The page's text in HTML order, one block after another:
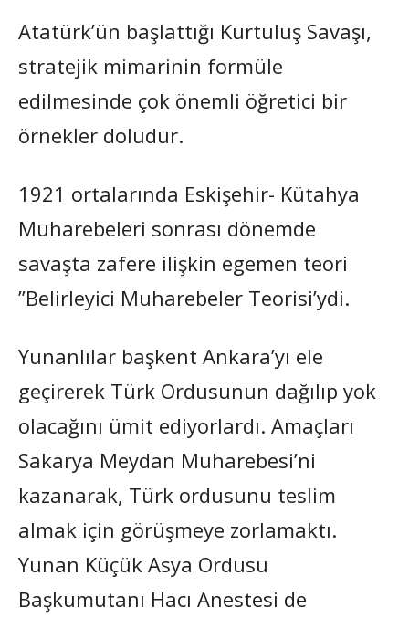
Atatürk’ün başlattığı Kurtuluş Savaşı,
stratejik mimarinin formüle
edilmesinde çok önemli öğretici bir
örnekler doludur.
1921 ortalarında Eskişehir- Kütahya
Muharebeleri sonrası dönemde
savaşta zafere ilişkin egemen teori
”Belirleyici Muharebeler Teorisi’ydi.
Yunanlılar başkent Ankara’yı ele
geçirerek Türk Ordusunun dağılıp yok
olacağını ümit ediyorlardı. Amaçları
Sakarya Meydan Muharebesi’ni
kazanarak, Türk ordusunu teslim
almak için görüşmeye zorlamaktı.
Yunan Küçük Asya Ordusu
Başkumutanı Hacı Anestesi de